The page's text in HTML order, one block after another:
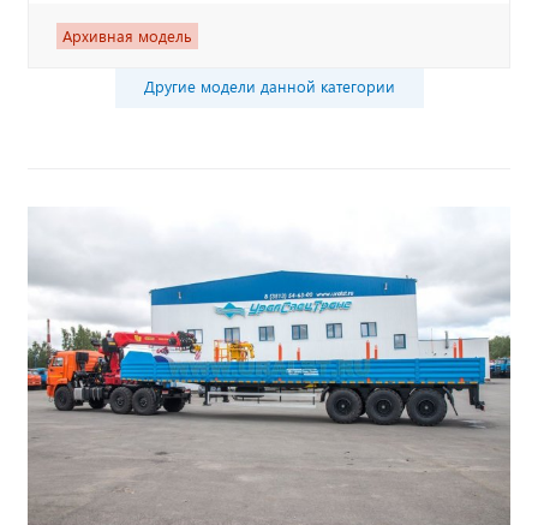
Архивная модель
Другие модели данной категории